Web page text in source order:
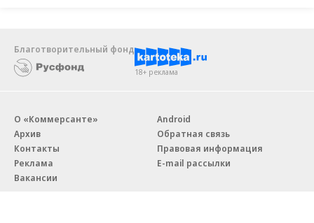
Благотворительный фонд
18+ реклама
О «Коммерсанте»
Архив
Контакты
Реклама
Вакансии
Android
Обратная связь
Правовая информация
E-mail рассылки